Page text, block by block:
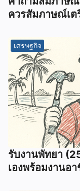
ควรสัมภาษณ์เ
เศรษฐกิจ
รับงานพัทยา
เองพร้อมงานอ